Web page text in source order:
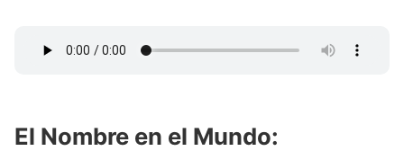
El Nombre en el Mundo: